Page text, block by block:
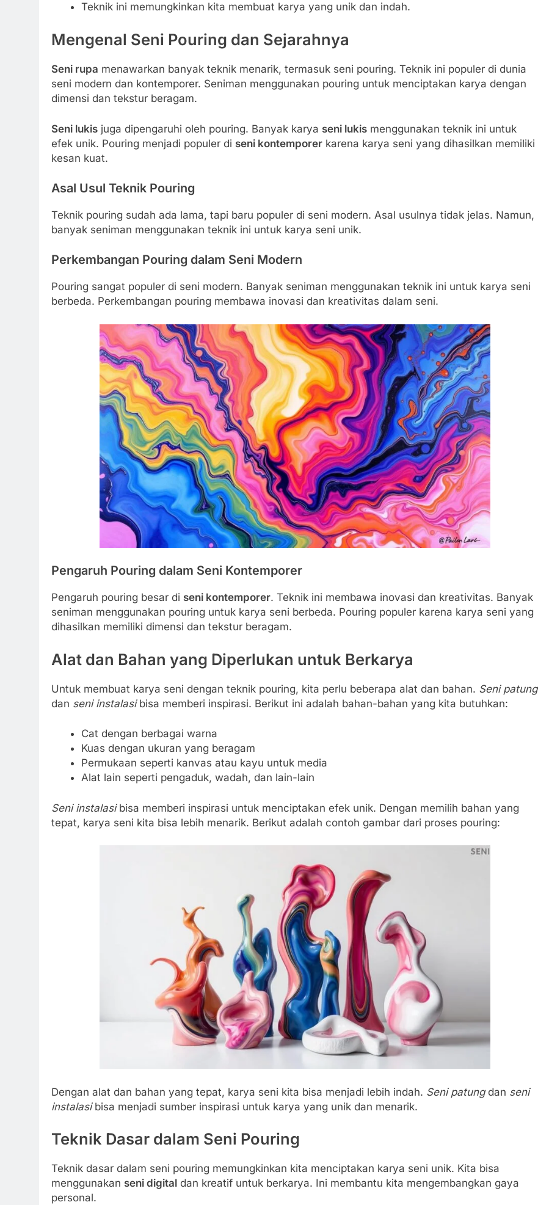
Teknik ini memungkinkan kita membuat karya yang unik dan indah.
Mengenal Seni Pouring dan Sejarahnya
Seni rupa menawarkan banyak teknik menarik, termasuk seni pouring. Teknik ini populer di dunia
seni modern dan kontemporer. Seniman menggunakan pouring untuk menciptakan karya dengan
dimensi dan tekstur beragam.
Seni lukis juga dipengaruhi oleh pouring. Banyak karya seni lukis menggunakan teknik ini untuk
efek unik. Pouring menjadi populer di seni kontemporer karena karya seni yang dihasilkan memiliki
kesan kuat.
Asal Usul Teknik Pouring
Teknik pouring sudah ada lama, tapi baru populer di seni modern. Asal usulnya tidak jelas. Namun,
banyak seniman menggunakan teknik ini untuk karya seni unik.
Perkembangan Pouring dalam Seni Modern
Pouring sangat populer di seni modern. Banyak seniman menggunakan teknik ini untuk karya seni
berbeda. Perkembangan pouring membawa inovasi dan kreativitas dalam seni.
Pengaruh Pouring dalam Seni Kontemporer
Pengaruh pouring besar di seni kontemporer. Teknik ini membawa inovasi dan kreativitas. Banyak
seniman menggunakan pouring untuk karya seni berbeda. Pouring populer karena karya seni yang
dihasilkan memiliki dimensi dan tekstur beragam.
Alat dan Bahan yang Diperlukan untuk Berkarya
Untuk membuat karya seni dengan teknik pouring, kita perlu beberapa alat dan bahan. Seni patung
dan seni instalasibisa memberi inspirasi. Berikut ini adalah bahan-bahan yang kita butuhkan:
Cat dengan berbagai warna
Kuas dengan ukuran yang beragam
Permukaan seperti kanvas atau kayu untuk media
Alat lain seperti pengaduk, wadah, dan lain-lain
Seni instalasibisa memberi inspirasi untuk menciptakan efek unik. Dengan memilih bahan yang
tepat, karya seni kita bisa lebih menarik. Berikut adalah contoh gambar dari proses pouring:
Dengan alat dan bahan yang tepat, karya seni kita bisa menjadi lebih indah. Seni patungdan seni
instalasibisa menjadi sumber inspirasi untuk karya yang unik dan menarik.
Teknik Dasar dalam Seni Pouring
Teknik dasar dalam seni pouring memungkinkan kita menciptakan karya seni unik. Kita bisa
menggunakan seni digital dan kreatif untuk berkarya. Ini membantu kita mengembangkan gaya
personal.